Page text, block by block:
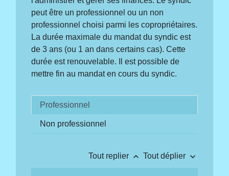
peut être un professionnel ou un non
professionnel choisi parmi les copropriétaires.
La durée maximale du mandat du syndic est
de 3 ans (ou 1 an dans certains cas). Cette
durée est renouvelable. Il est possible de
mettre fin au mandat en cours du syndic.
Professionnel
Non professionnel
Tout replier keyboard_arrow_up Tout déplier keyboard_arrow_down